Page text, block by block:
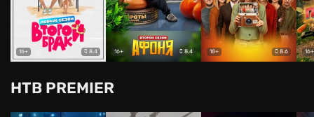
16+ 8.4 16+ 8.4 18+ 8.6 16+
НТВ PREMIER